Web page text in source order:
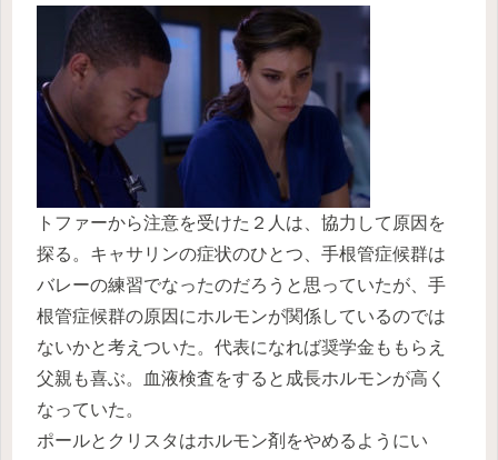
トファーから注意を受けた２人は、協力して原因を
探る。キャサリンの症状のひとつ、手根管症候群は
バレーの練習でなったのだろうと思っていたが、手
根管症候群の原因にホルモンが関係しているのでは
ないかと考えついた。代表になれば奨学金ももらえ
父親も喜ぶ。血液検査をすると成長ホルモンが高く
なっていた。
ポールとクリスタはホルモン剤をやめるようにい